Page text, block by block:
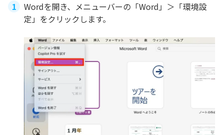
Wordを開き、メニューバーの「Word」＞「環境設
定」をクリックします。